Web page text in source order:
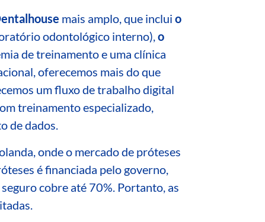
mais amplo, que inclui o
odontológico interno),o
de treinamento e uma clínica
oferecemos mais do que
um fluxo de trabalho digital
treinamento especializado,
de dados.
onde o mercado de próteses
é financiada pelo governo,
seguro cobre até 70% Portanto, as